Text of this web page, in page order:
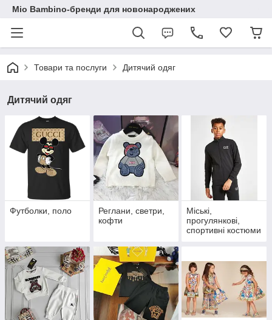
Mio Bambino-бренди для новонароджених
Товари та послуги Дитячий одяг
Дитячий одяг
Футболки, поло
Реглани, светри,
кофти
Міські,
прогулянкові,
спортивні костюми